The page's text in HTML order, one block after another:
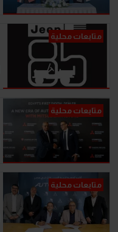
متابعات محلية
متابعات محلية
متابعات محلية